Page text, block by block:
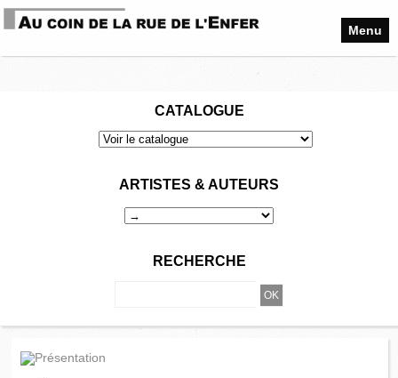
Menu
CATALOGUE
ARTISTES & AUTEURS
RECHERCHE